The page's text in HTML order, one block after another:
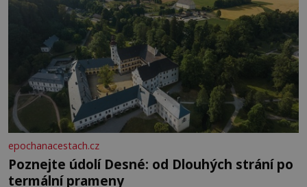
epochanacestach.cz
Poznejte údolí Desné: od Dlouhých strání po
termální prameny